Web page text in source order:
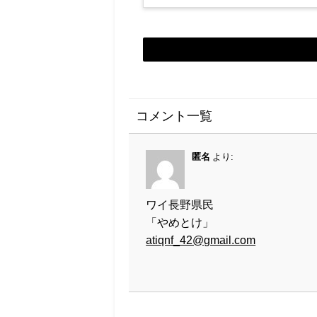
コメント一覧
匿名 より:
ワイ長野県民
「やめとけ」
atiqnf_42@gmail.com